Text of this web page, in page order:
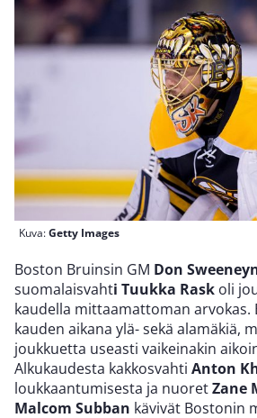
Kuva:Getty Images
Boston Bruinsin GM Don
suomalaisvahti Tuukka Rask oli
kaudella mittaamattoman arvokas.
kauden aikana ylä- sekä alamäkiä,
joukkuetta useasti vaikeinakin
Alkukaudesta kakkosvahti Anton
loukkaantumisesta ja nuoretZane
Malcom Subban kävivät Bostonin